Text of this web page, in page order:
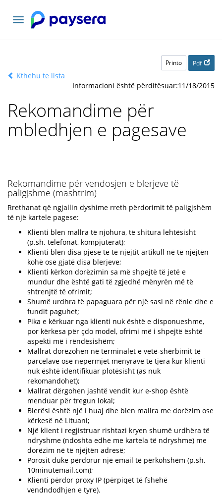
Navigacioni
toggle
Printo Pdf
Kthehu te lista
Informacioni është përditësuar:11/18/2015
Rekomandime për
mbledhjen e pagesave
Rekomandime për vendosjen e blerjeve të
paligjshme (mashtrim)
Rrethanat që ngjallin dyshime rreth përdorimit të paligjshëm
të një kartele pagese:
Klienti blen mallra të njohura, të shitura lehtësisht
(p.sh. telefonat, kompjuterat);
Klienti blen disa pjesë të të njëjtit artikull në të njëjtën
kohë ose gjatë disa blerjeve;
Klienti kërkon dorëzimin sa më shpejtë të jetë e
mundur dhe është gati të zgjedhë mënyrën më të
shtrenjtë të ofrimit;
Shumë urdhra të papaguara për një sasi në rënie dhe e
fundit paguhet;
Pika e kërkuar nga klienti nuk është e disponueshme,
por kërkesa për çdo model, ofrimi më i shpejtë është
aspekti më i rëndësishëm;
Mallrat dorëzohen në terminalet e vetë-shërbimit të
parcelave ose nëpërmjet mënyrave të tjera kur klienti
nuk është identifikuar plotësisht (as nuk
rekomandohet);
Mallrat dërgohen jashtë vendit kur e-shop është
menduar për tregun lokal;
Blerësi është një i huaj dhe blen mallra me dorëzim ose
kërkesë në Lituani;
Një klient i regjistruar rishtazi kryen shumë urdhëra të
ndryshme (ndoshta edhe me kartela të ndryshme) me
dorëzim në të njëjtën adresë;
Porosit duke përdorur një email të përkohshëm (p.sh.
10minutemail.com);
Klienti përdor proxy IP (përpiqet të fshehë
vendndodhjen e tyre).